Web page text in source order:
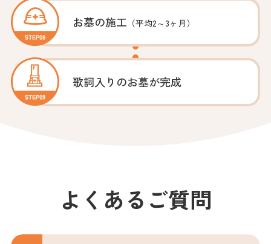
お墓の施工 （平均2～3ヶ月）
歌詞入りのお墓が完成
よくあるご質問